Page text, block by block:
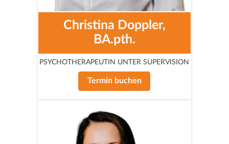
Christina Doppler,
BA.pth.
PSYCHOTHERAPEUTIN UNTER SUPERVISION
Termin buchen